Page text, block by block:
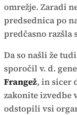
omrežje. Zaradi
predsednica po
predčasno razšla
Da so našli že
sporočil v. d.
Frangež, in sicer
zakonite izvedbe
odstopili vsi